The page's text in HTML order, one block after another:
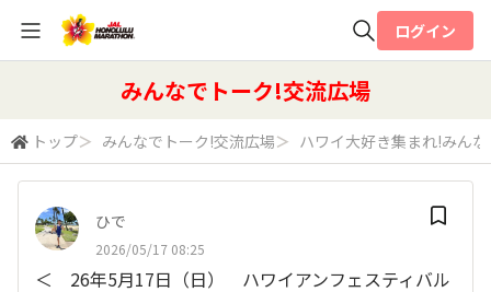
検索
ログイン
みんなでトーク!交流広場
トップ＞ みんなでトーク!交流広場＞ ハワイ大好き集まれ!みん
ひで
2026/05/17 08:25
＜ 26年5月17日（日） ハワイアンフェスティバル